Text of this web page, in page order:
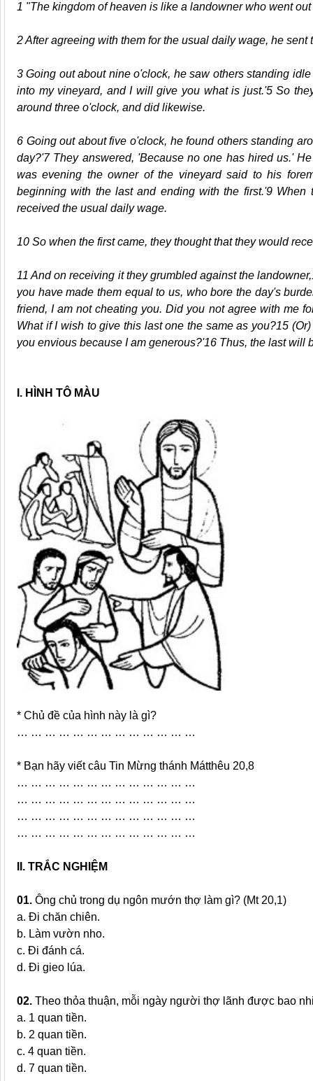
1 "The kingdom of heaven is like a landowner who went
2 After agreeing with them for the usual daily wage, he sent
3 Going out about nine o'clock, he saw others standing
into my vineyard, and I will give you what is just.'5 So
around three o'clock, and did likewise.
6 Going out about five o'clock, he found others standing
day?'7 They answered, 'Because no one has hired us.'
was evening the owner of the vineyard said to his
beginning with the last and ending with the first.'9
received the usual daily wage.
10 So when the first came, they thought that they would
11 And on receiving it they grumbled against the
you have made them equal to us, who bore the day's
friend, I am not cheating you. Did you not agree with me
What if I wish to give this last one the same as you?15
you envious because I am generous?'16 Thus, the last will
I. HÌNH TÔ MÀU
* Chủ đề của hình này là gì?
… … … … … … … … … … … … …
* Bạn hãy viết câu Tin Mừng thánh Mátthêu 20,8
… … … … … … … … … … … … …
… … … … … … … … … … … … …
… … … … … … … … … … … … …
… … … … … … … … … … … … …
II. TRẮC NGHIỆM
01. Ông chủ trong dụ ngôn mướn thợ làm gì? (Mt 20,1)
a. Đi chăn chiên.
b. Làm vườn nho.
c. Đi đánh cá.
d. Đi gieo lúa.
02. Theo thỏa thuận, mỗi ngày người thợ lãnh được bao
a. 1 quan tiền.
b. 2 quan tiền.
c. 4 quan tiền.
d. 7 quan tiền.